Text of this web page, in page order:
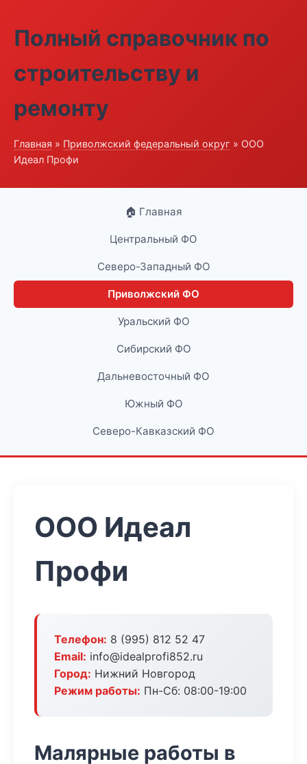
Полный справочник по
строительству и
ремонту
Главная » Приволжский федеральный округ » ООО
Идеал Профи
🏠 Главная
Центральный ФО
Северо-Западный ФО
Приволжский ФО
Уральский ФО
Сибирский ФО
Дальневосточный ФО
Южный ФО
Северо-Кавказский ФО
ООО Идеал
Профи
Телефон: 8 (995) 812 52 47
Email: info@idealprofi852.ru
Город: Нижний Новгород
Режим работы: Пн-Сб: 08:00-19:00
Малярные работы в